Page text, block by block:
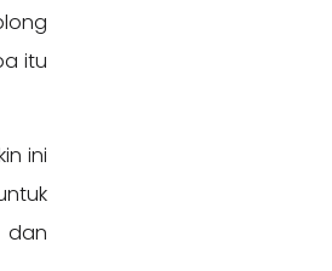
itu
ini
dan